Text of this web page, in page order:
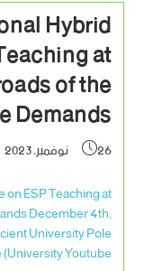
Hybrid
at
of the
Demands
26 نوفمبر، 2023
ESP Teaching at
December 4th,
University Pole
Youtube…